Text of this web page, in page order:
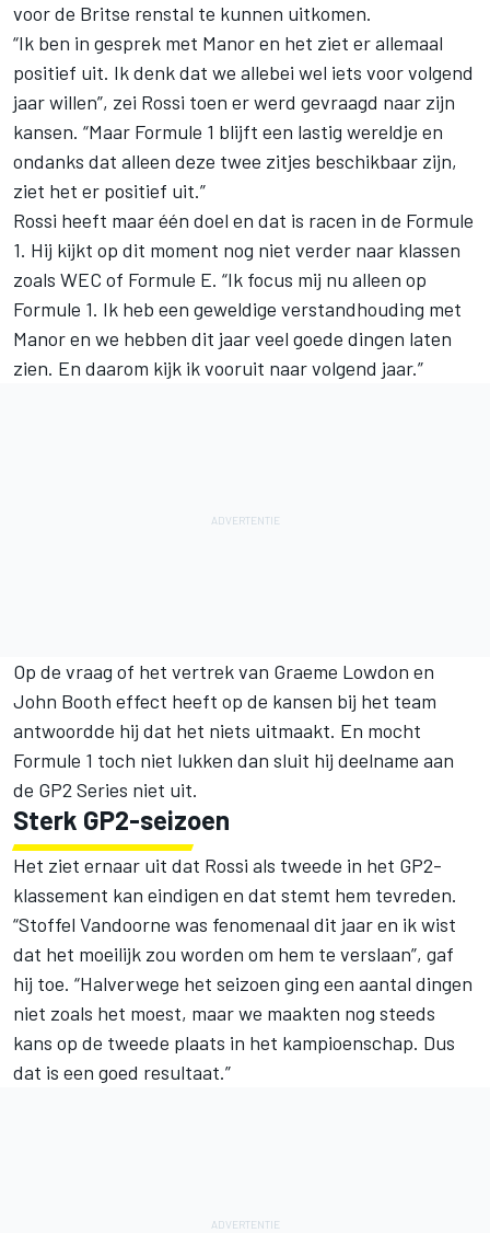
voor de Britse renstal te kunnen uitkomen.
“Ik ben in gesprek met Manor en het ziet er allemaal
positief uit. Ik denk dat we allebei wel iets voor volgend
jaar willen”, zei Rossi toen er werd gevraagd naar zijn
kansen. “Maar Formule 1 blijft een lastig wereldje en
ondanks dat alleen deze twee zitjes beschikbaar zijn,
ziet het er positief uit.”
Rossi heeft maar één doel en dat is racen in de Formule
1. Hij kijkt op dit moment nog niet verder naar klassen
zoals WEC of Formule E. “Ik focus mij nu alleen op
Formule 1. Ik heb een geweldige verstandhouding met
Manor en we hebben dit jaar veel goede dingen laten
zien. En daarom kijk ik vooruit naar volgend jaar.”
Op de vraag of het vertrek van Graeme Lowdon en
John Booth effect heeft op de kansen bij het team
antwoordde hij dat het niets uitmaakt. En mocht
Formule 1 toch niet lukken dan sluit hij deelname aan
de GP2 Series niet uit.
Sterk GP2-seizoen
Het ziet ernaar uit dat Rossi als tweede in het GP2-
klassement kan eindigen en dat stemt hem tevreden.
“Stoffel Vandoorne was fenomenaal dit jaar en ik wist
dat het moeilijk zou worden om hem te verslaan”, gaf
hij toe. “Halverwege het seizoen ging een aantal dingen
niet zoals het moest, maar we maakten nog steeds
kans op de tweede plaats in het kampioenschap. Dus
dat is een goed resultaat.”